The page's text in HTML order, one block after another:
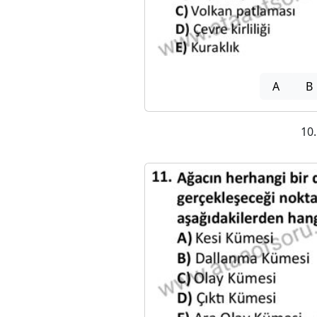
A B